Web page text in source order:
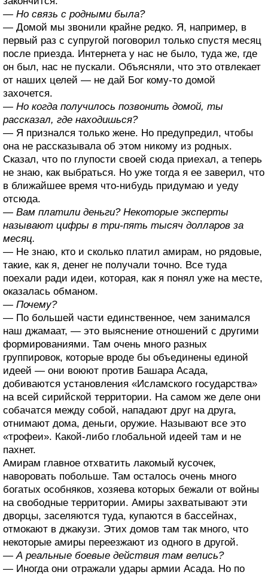
— Но связь с родными была?
— Домой мы звонили крайне редко. Я, например, в
первый раз с супругой поговорил только спустя месяц
после приезда. Интернета у нас не было, туда же, где
он был, нас не пускали. Объясняли, что это отвлекает
от наших целей — не дай Бог кому-то домой
захочется.
— Но когда получилось позвонить домой, ты
рассказал, где находишься?
— Я признался только жене. Но предупредил, чтобы
она не рассказывала об этом никому из родных.
Сказал, что по глупости своей сюда приехал, а теперь
не знаю, как выбраться. Но уже тогда я ее заверил, что
в ближайшее время что-нибудь придумаю и уеду
отсюда.
— Вам платили деньги? Некоторые эксперты
называют цифры в три-пять тысяч долларов за
месяц.
— Не знаю, кто и сколько платил амирам, но рядовые,
такие, как я, денег не получали точно. Все туда
поехали ради идеи, которая, как я понял уже на месте,
оказалась обманом.
— Почему?
— По большей части единственное, чем занимался
наш джамаат, — это выяснение отношений с другими
формированиями. Там очень много разных
группировок, которые вроде бы объединены единой
идеей — они воюют против Башара Асада,
добиваются установления «Исламского государства»
на всей сирийской территории. На самом же деле они
собачатся между собой, нападают друг на друга,
отнимают дома, деньги, оружие. Называют все это
«трофеи». Какой-либо глобальной идеей там и не
пахнет.
Амирам главное отхватить лакомый кусочек,
наворовать побольше. Там осталось очень много
богатых особняков, хозяева которых бежали от войны
на свободные территории. Амиры захватывают эти
дворцы, заселяются туда, купаются в бассейнах,
отмокают в джакузи. Этих домов там так много, что
некоторые амиры переезжают из одного в другой.
— А реальные боевые действия там велись?
— Иногда они отражали удары армии Асада. Но по